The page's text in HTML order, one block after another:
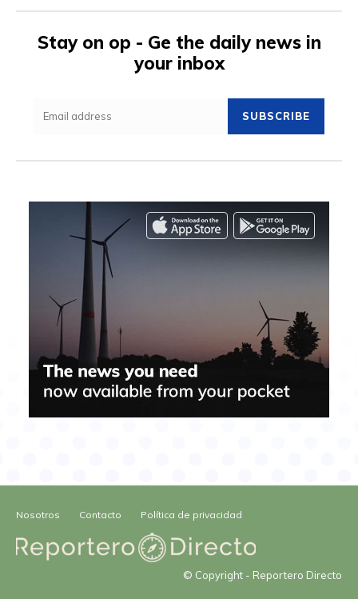
Stay on op - Ge the daily news in
your inbox
SUBSCRIBE
Nosotros Contacto Política de privacidad
© Copyright - Reportero Directo